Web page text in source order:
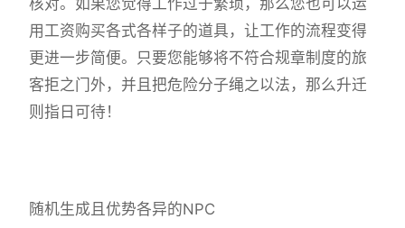
核对。如果您觉得工作过于繁琐，那么您也可以运
用工资购买各式各样子的道具，让工作的流程变得
更进一步简便。只要您能够将不符合规章制度的旅
客拒之门外，并且把危险分子绳之以法，那么升迁
则指日可待！
随机生成且优势各异的NPC